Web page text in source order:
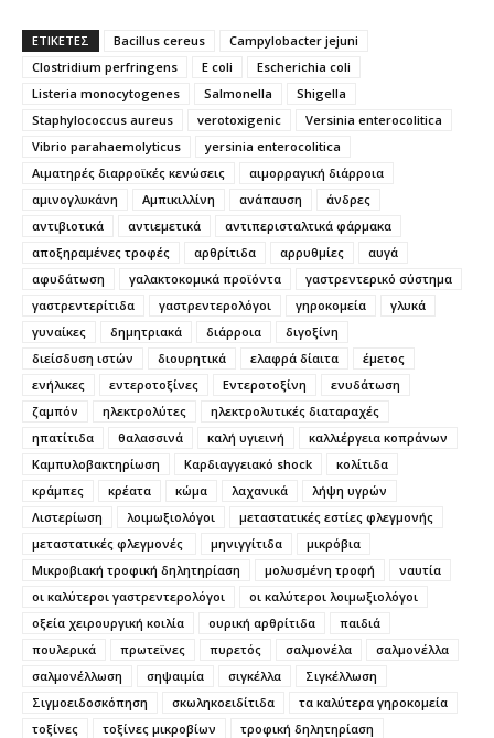
ΕΤΙΚΕΤΕΣ Bacillus cereus
Campylobacter jejuni
Clostridium perfringens
E coli
Escherichia coli
Listeria monocytogenes
Salmonella
Shigella
Staphylococcus aureus
verotoxigenic
Versinia enterocolitica
Vibrio parahaemolyticus
yersinia enterocolitica
Αιματηρές διαρροϊκές κενώσεις
αιμορραγική διάρροια
αμινογλυκάνη
Αμπικιλλίνη ανάπαυση
άνδρες
αντιβιοτικά
αντιεμετικά
αντιπερισταλτικά φάρμακα
αποξηραμένες τροφές
αρθρίτιδα αρρυθμίες
αυγά
αφυδάτωση
γαλακτοκομικά προϊόντα
γαστρεντερικό σύστημα
γαστρεντερίτιδα
γαστρεντερολόγοι γηροκομεία
γλυκά
γυναίκες
δημητριακά διάρροια
διγοξίνη
διείσδυση ιστών
διουρητικά ελαφρά δίαιτα
έμετος
ενήλικες
εντεροτοξίνες Εντεροτοξίνη
ενυδάτωση
ζαμπόν
ηλεκτρολύτες
ηλεκτρολυτικές διαταραχές
ηπατίτιδα
θαλασσινά καλή υγιεινή
καλλιέργεια κοπράνων
Καμπυλοβακτηρίωση
Καρδιαγγειακό shock
κολίτιδα
κράμπες
κρέατα κώμα λαχανικά
λήψη υγρών
Λιστερίωση
λοιμωξιολόγοι
μεταστατικές εστίες φλεγμονής
μεταστατικές φλεγμονές
μηνιγγίτιδα
μικρόβια
Μικροβιακή τροφική δηλητηρίαση
μολυσμένη τροφή
ναυτία
οι καλύτεροι γαστρεντερολόγοι
οι καλύτεροι λοιμωξιολόγοι
οξεία χειρουργική κοιλία
ουρική αρθρίτιδα
παιδιά
πουλερικά
πρωτεϊνες πυρετός σαλμονέλα
σαλμονέλλα
σαλμονέλλωση
σηψαιμία σιγκέλλα
Σιγκέλλωση
Σιγμοειδοσκόπηση
σκωληκοειδίτιδα
τα καλύτερα γηροκομεία
τοξίνες
τοξίνες μικροβίων
τροφική δηλητηρίαση